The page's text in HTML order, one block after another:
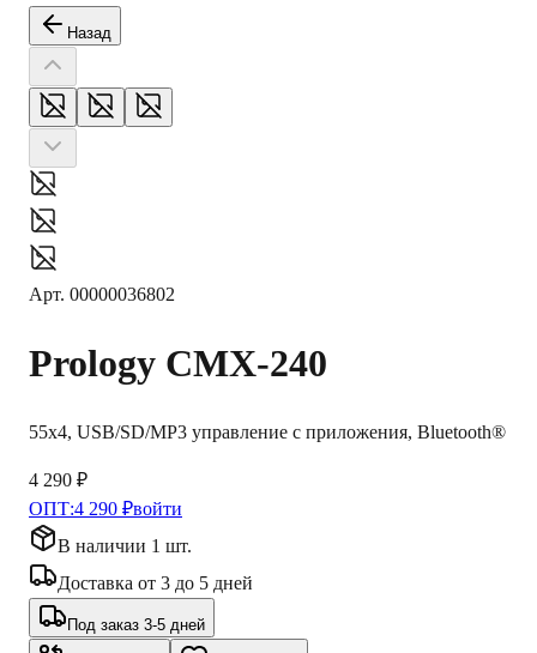
Назад
Арт. 00000036802
Prology CMX-240
55x4, USB/SD/MP3 управление с приложения, Bluetooth®
4 290 ₽
ОПТ:4 290 ₽войти
В наличии 1 шт.
Доставка от 3 до 5 дней
Под заказ 3-5 дней